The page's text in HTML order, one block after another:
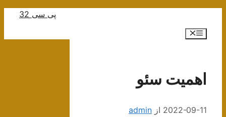
پی سی 32
فهرست
اهمیت سئو
2022-09-11 از admin